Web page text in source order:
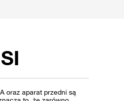
oraz aparat przedni są